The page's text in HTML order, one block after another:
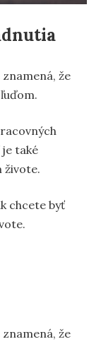
že
také
živote.
chcete byť
že